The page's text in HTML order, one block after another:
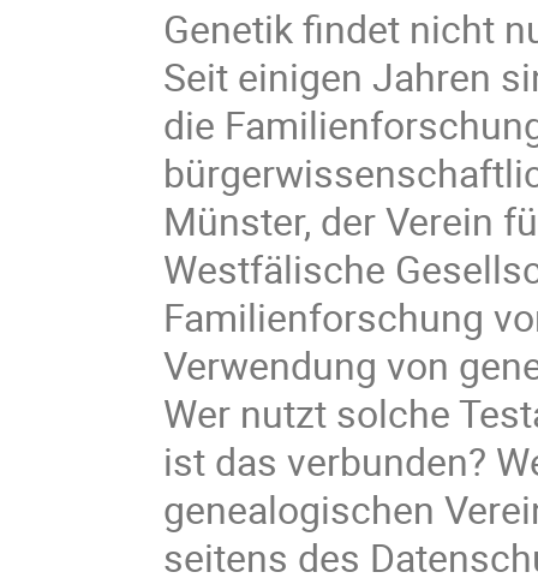
Genetik findet nicht
Seit einigen Jahren
die
Münster, der Verein
Westfälische
Familienforschung
Verwendung von
Wer nutzt solche
ist das verbunden?
genealogischen
seitens des